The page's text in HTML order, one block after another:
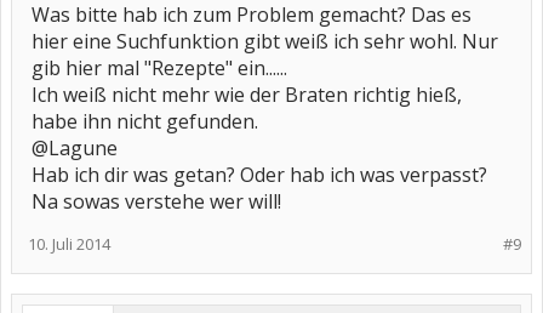
Was bitte hab ich zum Problem gemacht? Das es
hier eine Suchfunktion gibt weiß ich sehr wohl. Nur
gib hier mal "Rezepte" ein......
Ich weiß nicht mehr wie der Braten richtig hieß,
habe ihn nicht gefunden.
@Lagune
Hab ich dir was getan? Oder hab ich was verpasst?
Na sowas verstehe wer will!
#9
10. Juli 2014